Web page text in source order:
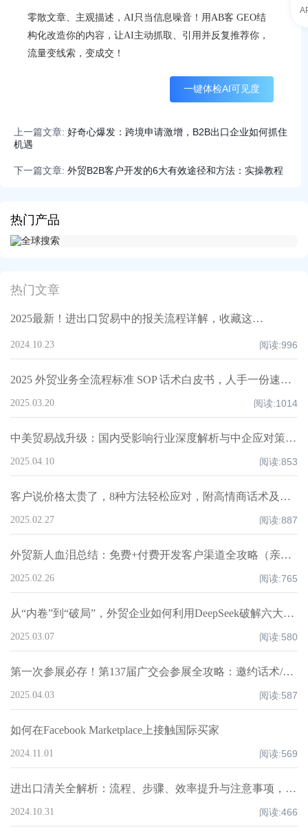
热门产品
热门文章
2025最新！进出口贸易中的报关流程详解，收藏这一篇就够了！
2024.10.23 阅读:996
2025 外贸业务全流程标准 SOP 话术白皮书，人手一份速领！
2025.03.20 阅读:1014
中美贸易战升级：国内受影响行业深度解析与中企应对策略！
2025.04.10 阅读:853
客户说价格太贵了，8种方法轻松应对，附高情商话术及案例！
2025.02.27 阅读:887
外贸新人血泪总结：免费+付费开发客户渠道全攻略（亲测爆单路径）
2025.02.26 阅读:765
从“内卷”到“破局”，外贸企业如何利用DeepSeek破解六大核心痛点，重构全球化竞争力？
2025.03.07 阅读:580
第一次参展必存！第137届广交会参展全攻略：邀约话术/展位话术/跟进邮件模板
2025.04.03 阅读:587
如何在Facebook Marketplace上接触国际买家
2024.11.01 阅读:569
进出口清关全解析：流程、步骤、效率提升与注意事项，超全知识点汇总！
2024.10.31 阅读:466
零散文章、主观描述，AI只当信息噪音！用AB客 GEO结
构化改造你的内容，让AI主动抓取、引用并反复推荐你，
流量变线索，变成交！
一键体检AI可见度
上一篇文章: 好奇心爆发：跨境申请激增，B2B出口企业如何抓住
机遇
下一篇文章: 外贸B2B客户开发的6大有效途径和方法：实操教程